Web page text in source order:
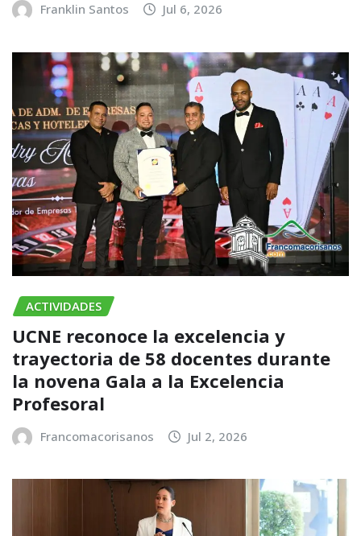
Franklin Santos Jul 6, 2026
ACTIVIDADES
UCNE reconoce la excelencia y
trayectoria de 58 docentes durante
la novena Gala a la Excelencia
Profesoral
Francomacorisanos Jul 2, 2026